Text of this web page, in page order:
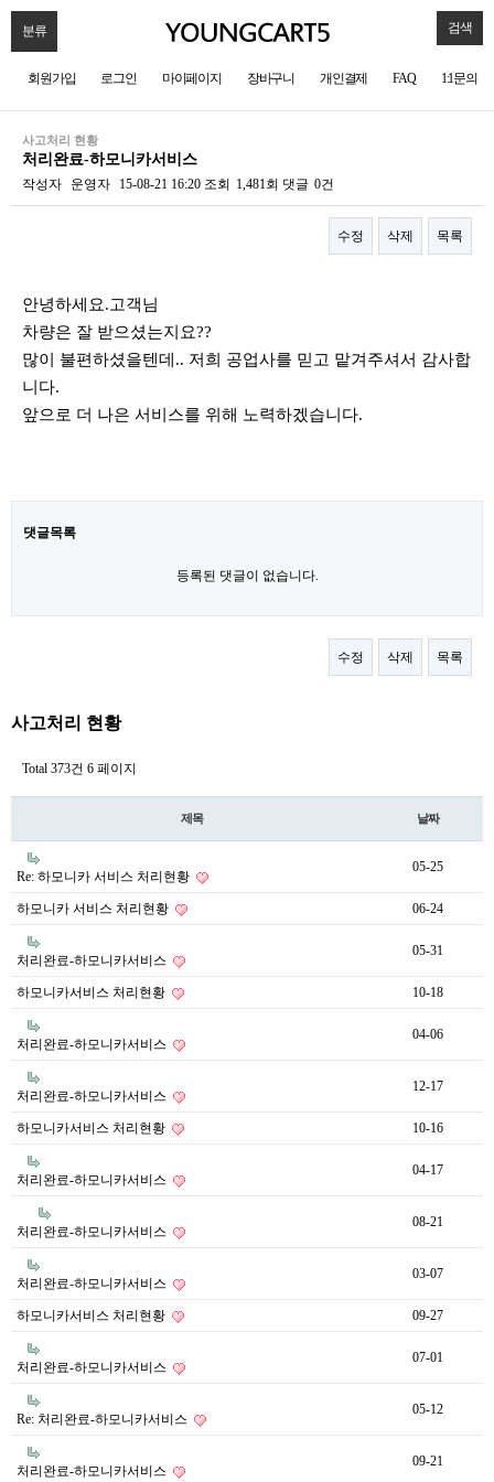
분류 검색
회원가입 로그인 마이페이지 장바구니 개인결제 FAQ 1:1문의
사고처리 현황
처리완료-하모니카서비스
작성자 운영자 15-08-21 16:20 조회 1,481회 댓글 0건
수정 삭제 목록
안녕하세요.고객님
차량은 잘 받으셨는지요??
많이 불편하셨을텐데.. 저희 공업사를 믿고 맡겨주셔서 감사합
니다.
앞으로 더 나은 서비스를 위해 노력하겠습니다.
댓글목록
등록된 댓글이 없습니다.
수정 삭제 목록
사고처리 현황
Total 373건 6 페이지
제목 날짜
Re: 하모니카 서비스 처리현황
05-25
하모니카 서비스 처리현황 06-24
처리완료-하모니카서비스
05-31
하모니카서비스 처리현황 10-18
처리완료-하모니카서비스
04-06
처리완료-하모니카서비스
12-17
하모니카서비스 처리현황 10-16
처리완료-하모니카서비스
04-17
처리완료-하모니카서비스
08-21
처리완료-하모니카서비스
03-07
하모니카서비스 처리현황 09-27
처리완료-하모니카서비스
07-01
Re: 처리완료-하모니카서비스
05-12
처리완료-하모니카서비스
09-21